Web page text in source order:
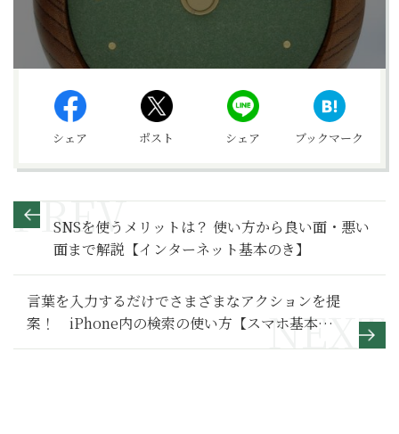
シェア ポスト シェア ブックマーク
SNSを使うメリットは？ 使い方から良い面・悪い
面まで解説【インターネット基本のき】
言葉を入力するだけでさまざまなアクションを提
案！ iPhone内の検索の使い方【スマホ基本の
き 第86回】